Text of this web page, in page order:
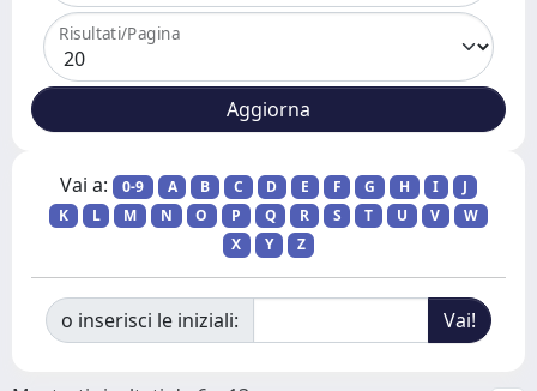
Risultati/Pagina
Vai a: 0-9 A B C D E F G H I
J
K
L M N O P Q R S T U V
W
X
Y Z
o inserisci le iniziali: